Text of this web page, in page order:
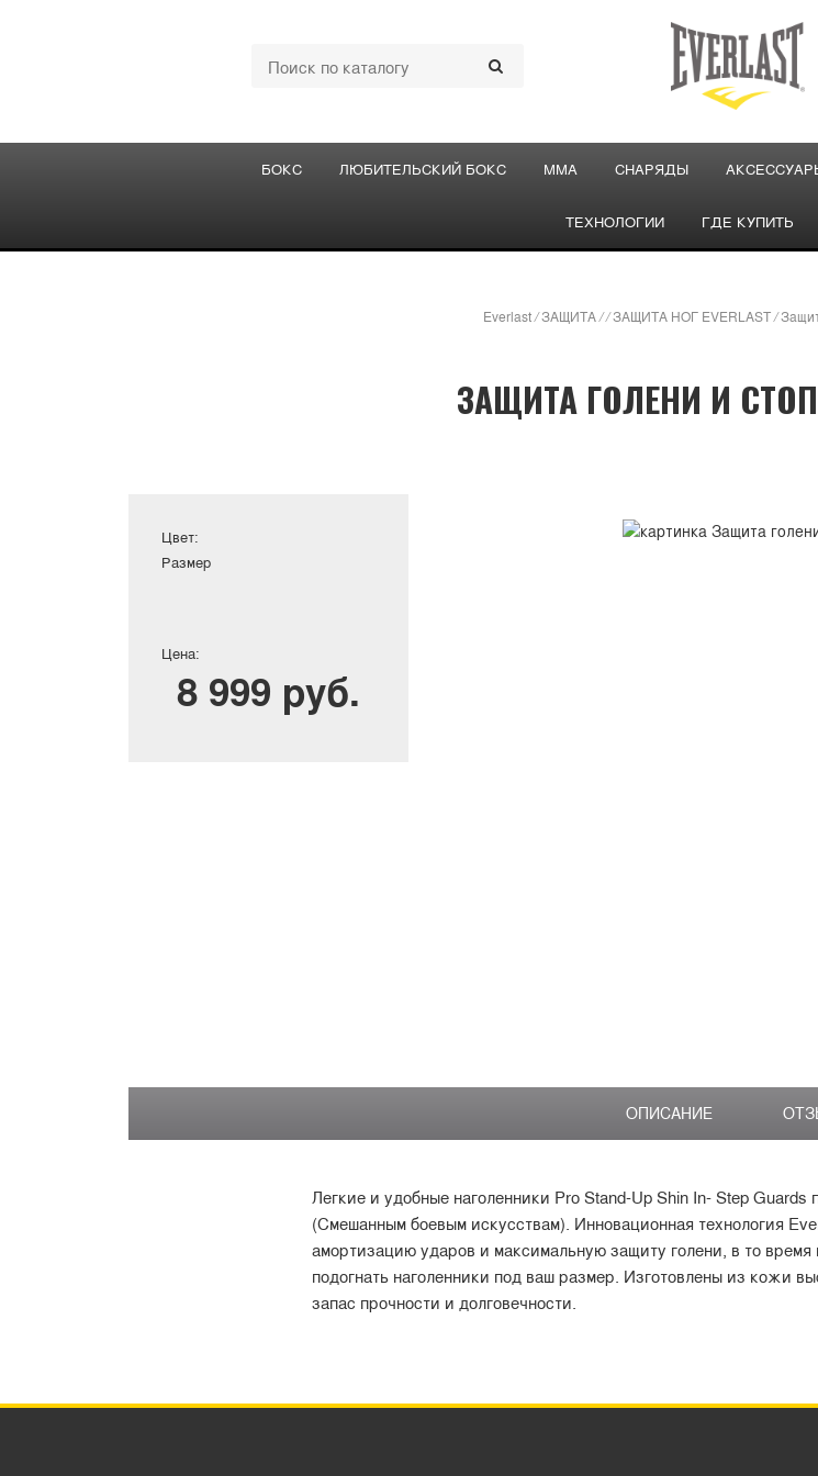
БОКС ЛЮБИТЕЛЬСКИЙ БОКС ММА СНАРЯДЫ
ТЕХНОЛОГИИ ГДЕ КУПИТЬ
Everlast / ЗАЩИТА / / ЗАЩИТА НОГ EVERLAST /
ЗАЩИТА ГОЛЕНИ И
Цвет:
Размер
Цена:
8 999 руб.
ОПИСАНИЕ
Легкие и удобные наголенники Pro Stand-Up Shin In- Step
(Смешанным боевым искусствам). Инновационная технология
амортизацию ударов и максимальную защиту голени, в то время
подогнать наголенники под ваш размер. Изготовлены из кожи
запас прочности и долговечности.